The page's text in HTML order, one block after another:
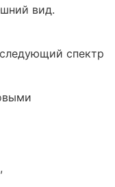
вид.
спектр